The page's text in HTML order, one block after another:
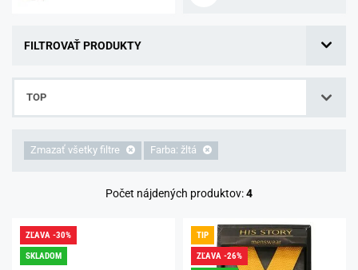
FILTROVAŤ PRODUKTY
TOP
Zmazať všetky filtre Farba: žltá
Počet nájdených produktov:4
ZĽAVA -30%
SKLADOM
TIP
ZĽAVA -26%